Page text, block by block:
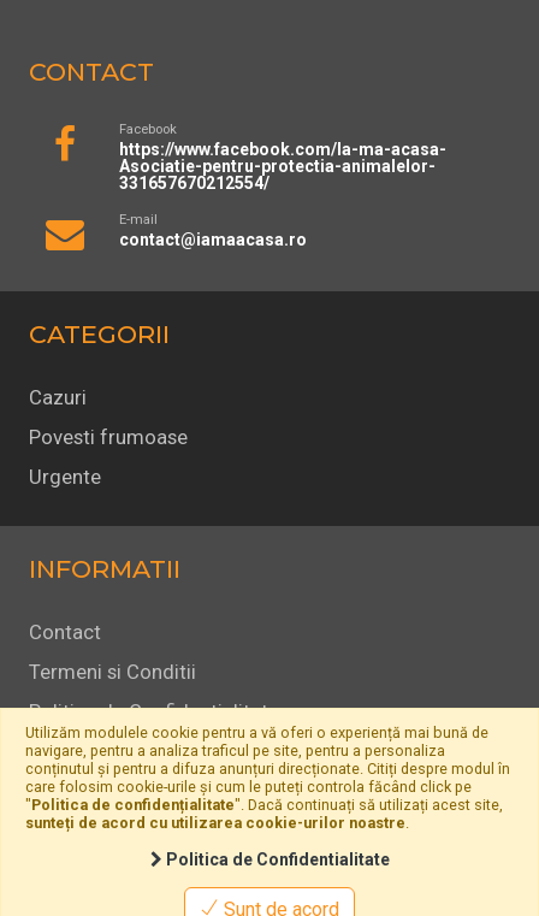
Utilizăm modulele cookie pentru a vă oferi o experiență mai bună de
navigare, pentru a analiza traficul pe site, pentru a personaliza
conținutul și pentru a difuza anunțuri direcționate. Citiți despre modul în
care folosim cookie-urile și cum le puteți controla făcând click pe
"Politica de confidențialitate". Dacă continuați să utilizați acest site,
sunteți de acord cu utilizarea cookie-urilor noastre.
Politica de Confidentialitate
Sunt de acord
CONTACT
Facebook
https://www.facebook.com/Ia-ma-acasa-
Asociatie-pentru-protectia-animalelor-
331657670212554/
E-mail
contact@iamaacasa.ro
CATEGORII
Cazuri
Povesti frumoase
Urgente
INFORMATII
Contact
Termeni si Conditii
Politica de Confidentialitate
Politica Cookie
ANPC
Ia-mă Acasă - All Rights Reserved